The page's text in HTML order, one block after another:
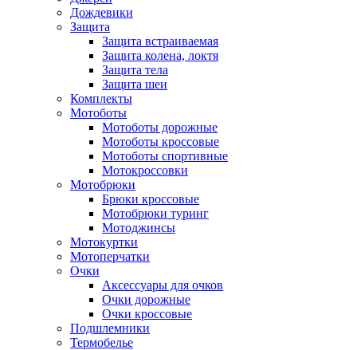
Дождевики
Защита
Защита встраиваемая
Защита колена, локтя
Защита тела
Защита шеи
Комплекты
Мотоботы
Мотоботы дорожные
Мотоботы кроссовые
Мотоботы спортивные
Мотокроссовки
Мотобрюки
Брюки кроссовые
Мотобрюки туринг
Мотоджинсы
Мотокуртки
Мотоперчатки
Очки
Аксессуары для очков
Очки дорожные
Очки кроссовые
Подшлемники
Термобелье